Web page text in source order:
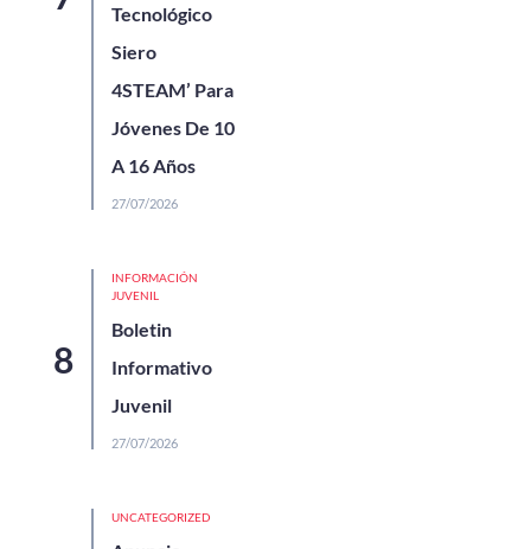
Tecnológico
Siero
4STEAM’ Para
Jóvenes De 10
A 16 Años
27/07/2026
INFORMACIÓN
JUVENIL
Boletin
Informativo
Juvenil
27/07/2026
UNCATEGORIZED